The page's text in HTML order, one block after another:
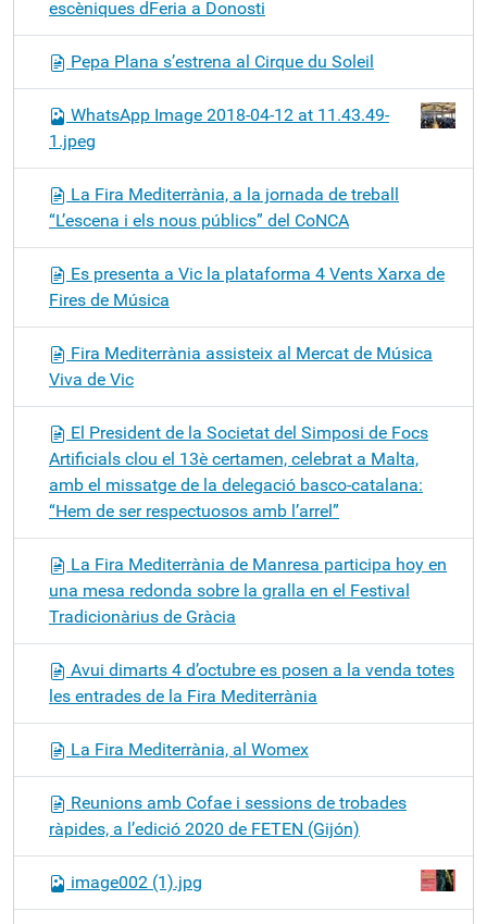
escèniques dFeria a Donosti
Pepa Plana s’estrena al Cirque du Soleil
WhatsApp Image 2018-04-12 at 11.43.49-
1.jpeg
La Fira Mediterrània, a la jornada de treball
“L’escena i els nous públics” del CoNCA
Es presenta a Vic la plataforma 4 Vents Xarxa de
Fires de Música
Fira Mediterrània assisteix al Mercat de Música
Viva de Vic
El President de la Societat del Simposi de Focs
Artificials clou el 13è certamen, celebrat a Malta,
amb el missatge de la delegació basco-catalana:
“Hem de ser respectuosos amb l’arrel”
La Fira Mediterrània de Manresa participa hoy en
una mesa redonda sobre la gralla en el Festival
Tradicionàrius de Gràcia
Avui dimarts 4 d’octubre es posen a la venda totes
les entrades de la Fira Mediterrània
La Fira Mediterrània, al Womex
Reunions amb Cofae i sessions de trobades
ràpides, a l’edició 2020 de FETEN (Gijón)
image002 (1).jpg